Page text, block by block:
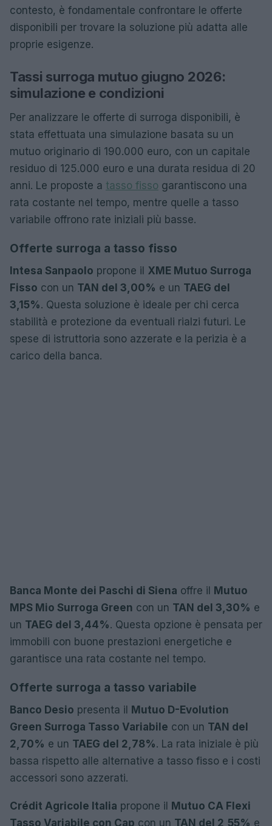
contesto, è fondamentale confrontare le offerte
disponibili per trovare la soluzione più adatta alle
proprie esigenze.
Tassi surroga mutuo giugno 2026:
simulazione e condizioni
Per analizzare le offerte di surroga disponibili, è
stata effettuata una simulazione basata su un
mutuo originario di 190.000 euro, con un capitale
residuo di 125.000 euro e una durata residua di 20
anni. Le proposte a tasso fisso garantiscono una
rata costante nel tempo, mentre quelle a tasso
variabile offrono rate iniziali più basse.
Offerte surroga a tasso fisso
Intesa Sanpaolo propone il XME Mutuo Surroga
Fisso con un TAN del 3,00% e un TAEG del
3,15%. Questa soluzione è ideale per chi cerca
stabilità e protezione da eventuali rialzi futuri. Le
spese di istruttoria sono azzerate e la perizia è a
carico della banca.
Banca Monte dei Paschi di Siena offre il
Mutuo
MPS Mio Surroga Green con un TAN del 3,30% e
un TAEG del 3,44%. Questa opzione è pensata per
immobili con buone prestazioni energetiche e
garantisce una rata costante nel tempo.
Offerte surroga a tasso variabile
Banco Desio presenta il
Mutuo D-Evolution
Green Surroga Tasso Variabile con un TAN del
2,70% e un TAEG del 2,78%. La rata iniziale è più
bassa rispetto alle alternative a tasso fisso e i costi
accessori sono azzerati.
Crédit Agricole Italia propone il
Mutuo CA Flexi
Tasso Variabile con Cap con un TAN del 2,55% e